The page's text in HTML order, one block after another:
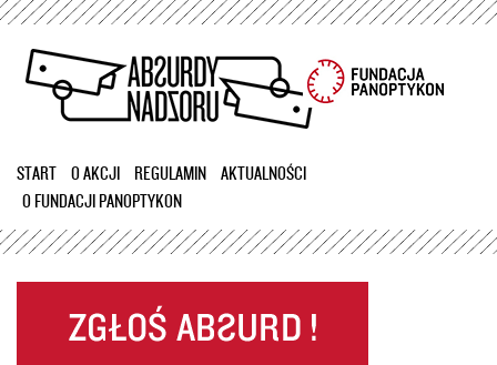
Przejdź
treści
START O AKCJI REGULAMIN
AKTUALNOŚCI
O FUNDACJI PANOPTYKON